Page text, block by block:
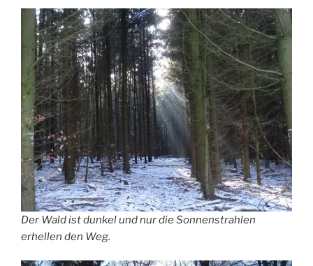
Der Wald ist dunkel und nur die Sonnenstrahlen
erhellen den Weg.